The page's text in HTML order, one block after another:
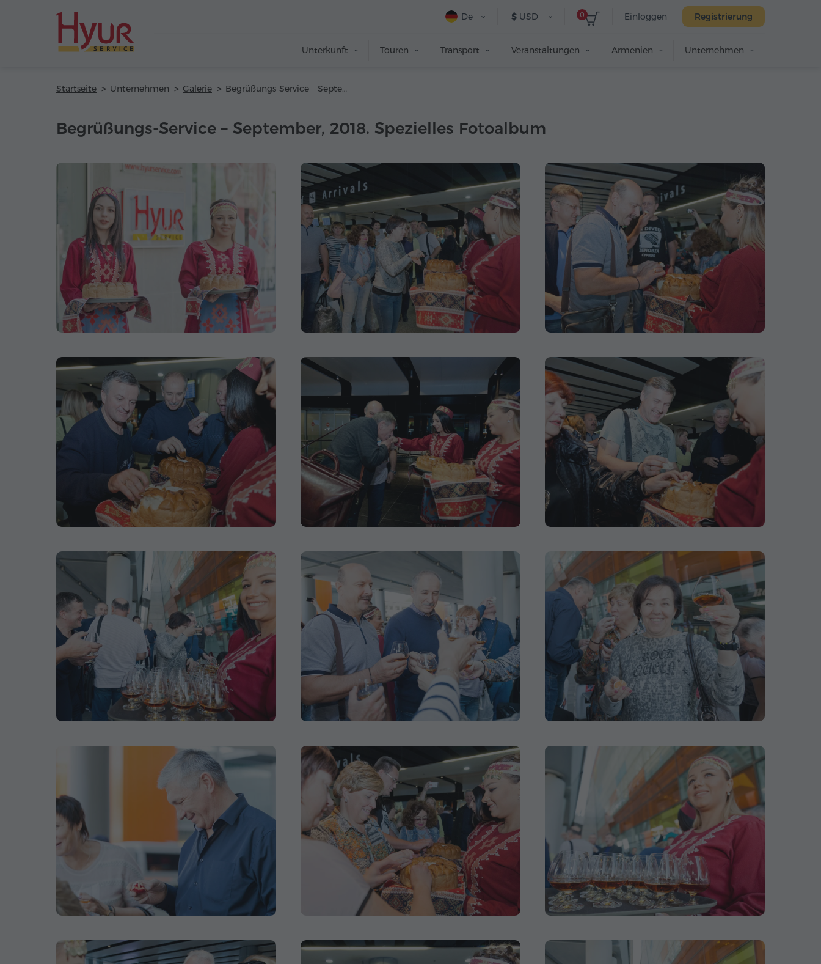
Einloggen Registrierung
0
$ USD
De
Unterkunft Touren Transport Veranstaltungen Armenien Unternehmen
Startseite Unternehmen Galerie Begrüßungs-Service – September, 2018. Spezielles Fotoalbum
Begrüßungs-Service – September, 2018. Spezielles Fotoalbum